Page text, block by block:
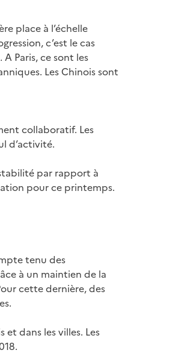
place à l’échelle
c’est le cas
Paris, ce sont les
Les Chinois sont
collaboratif. Les
d’activité.
par rapport à
pour ce printemps.
tenu des
à un maintien de la
cette dernière, des
dans les villes. Les